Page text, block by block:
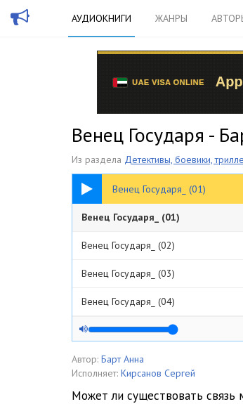
АУДИОКНИГИ ЖАНРЫ
Венец Государя -
Из раздела Детективы, боевики,
Венец Государя_ (01)
15:54
Венец Государя_ (01)
Венец Государя_ (02)
Венец Государя_ (03)
Венец Государя_ (04)
Венец Государя_ (05)
Венец Государя_ (06)
Автор: Барт Анна
Исполняет: Кирсанов Сергей
Может ли существовать